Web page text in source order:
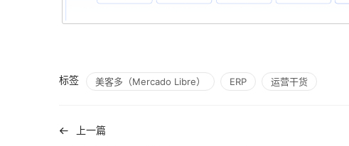
标签 美客多（Mercado Libre） ERP 运营干货
上一篇